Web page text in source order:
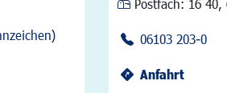
Postfach: 16 40,
06103 203-0
Anfahrt